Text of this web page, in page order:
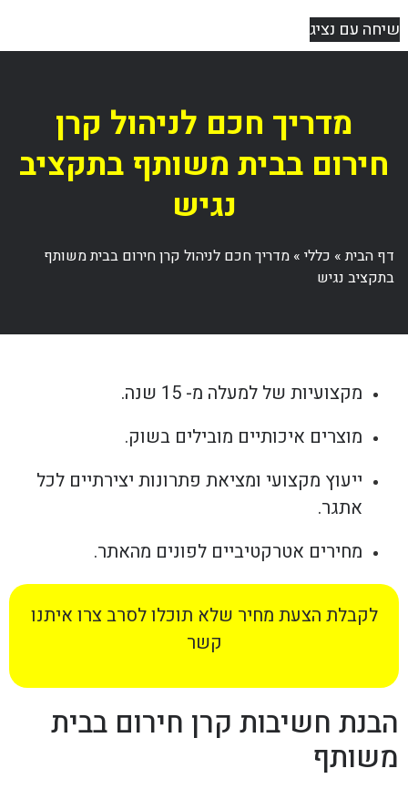
שיחה עם נציג
מדריך חכם לניהול קרן
חירום בבית משותף בתקציב
נגיש
דף הבית» כללי» מדריך חכם לניהול קרן חירום בבית משותף
בתקציב נגיש
מקצועיות של למעלה מ- 15 שנה.
מוצרים איכותיים מובילים בשוק.
ייעוץ מקצועי ומציאת פתרונות יצירתיים לכל
אתגר.
מחירים אטרקטיביים לפונים מהאתר.
לקבלת הצעת מחיר שלא תוכלו לסרב צרו איתנו
קשר
הבנת חשיבות קרן חירום בבית
משותף